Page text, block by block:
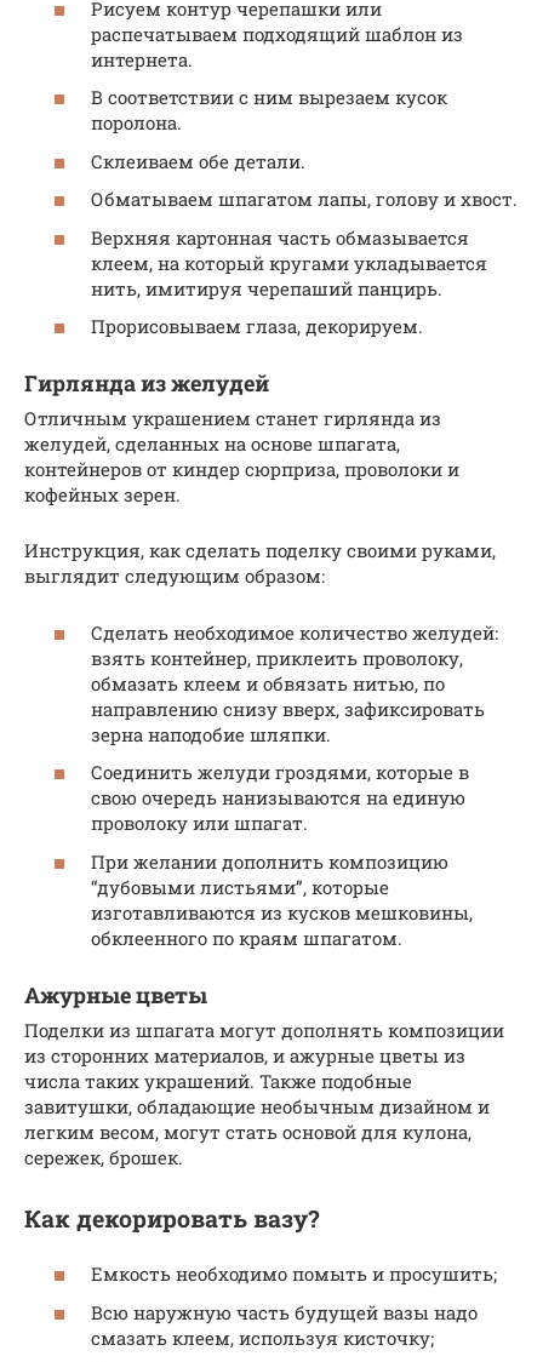
Рисуем контур черепашки или
распечатываем подходящий шаблон из
интернета.
В соответствии с ним вырезаем кусок
поролона.
Склеиваем обе детали.
Обматываем шпагатом лапы, голову и хвост.
Верхняя картонная часть обмазывается
клеем, на который кругами укладывается
нить, имитируя черепаший панцирь.
Прорисовываем глаза, декорируем.
Гирлянда из желудей
Отличным украшением станет гирлянда из
желудей, сделанных на основе шпагата,
контейнеров от киндер сюрприза, проволоки и
кофейных зерен.
Инструкция, как сделать поделку своими руками,
выглядит следующим образом:
Сделать необходимое количество желудей:
взять контейнер, приклеить проволоку,
обмазать клеем и обвязать нитью, по
направлению снизу вверх, зафиксировать
зерна наподобие шляпки.
Соединить желуди гроздями, которые в
свою очередь нанизываются на единую
проволоку или шпагат.
При желании дополнить композицию
“дубовыми листьями”, которые
изготавливаются из кусков мешковины,
обклеенного по краям шпагатом.
Ажурные цветы
Поделки из шпагата могут дополнять композиции
из сторонних материалов, и ажурные цветы из
числа таких украшений. Также подобные
завитушки, обладающие необычным дизайном и
легким весом, могут стать основой для кулона,
сережек, брошек.
Как декорировать вазу?
Емкость необходимо помыть и просушить;
Всю наружную часть будущей вазы надо
смазать клеем, используя кисточку;